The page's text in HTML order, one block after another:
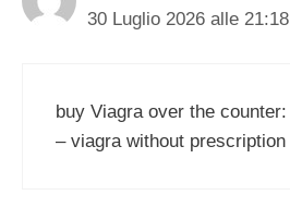
30 Luglio 2026 alle 21:18
buy Viagra over the counter:
– viagra without prescription